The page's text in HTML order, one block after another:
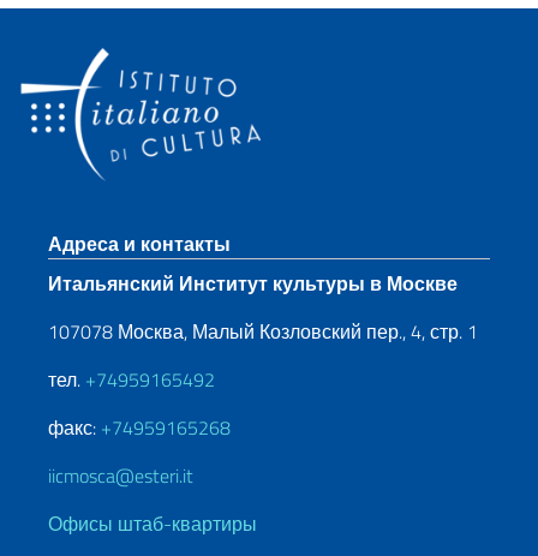
Нижний колонтитул
Адреса и контакты
Итальянский Институт культуры в Москве
107078 Москва, Малый Козловский пер., 4, стр. 1
тел. +74959165492
факс: +74959165268
iicmosca@esteri.it
Офисы штаб-квартиры